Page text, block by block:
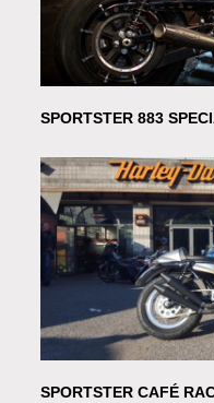
SPORTSTER 883
SPORTSTER CAFÉ